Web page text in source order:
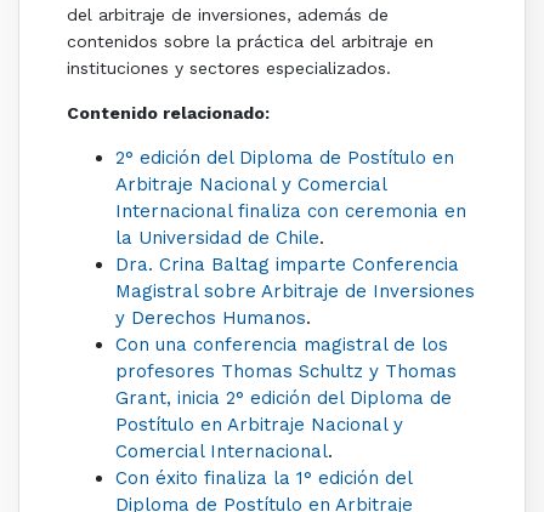
del arbitraje de inversiones, además de
contenidos sobre la práctica del arbitraje en
instituciones y sectores especializados.
Contenido relacionado:
2° edición del Diploma de Postítulo en
Arbitraje Nacional y Comercial
Internacional finaliza con ceremonia en
la Universidad de Chile.
Dra. Crina Baltag imparte Conferencia
Magistral sobre Arbitraje de Inversiones
y Derechos Humanos.
Con una conferencia magistral de los
profesores Thomas Schultz y Thomas
Grant, inicia 2° edición del Diploma de
Postítulo en Arbitraje Nacional y
Comercial Internacional.
Con éxito finaliza la 1° edición del
Diploma de Postítulo en Arbitraje